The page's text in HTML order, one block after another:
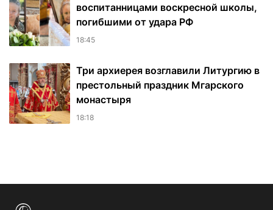
воспитанницами воскресной школы,
погибшими от удара РФ
18:45
Три архиерея возглавили Литургию в
престольный праздник Мгарского
монастыря
18:18